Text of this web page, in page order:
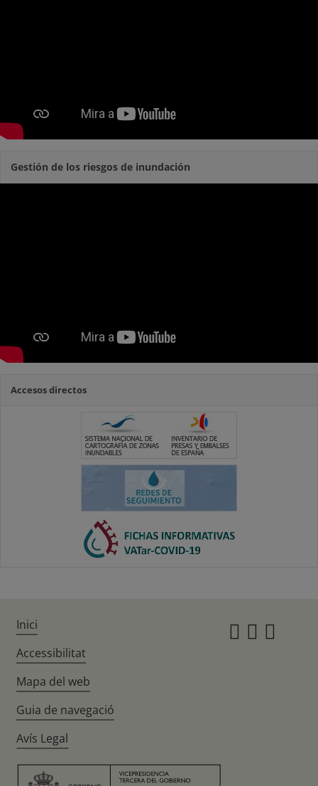
Gestión de los riesgos de inundación
Accesos directos
Inici
Accessibilitat
Mapa del web
Guia de navegació
Avís Legal